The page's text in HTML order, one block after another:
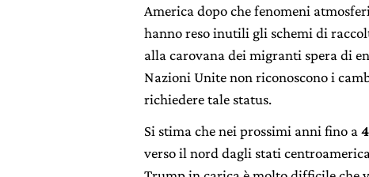
America dopo che fenomeni
hanno reso inutili gli schemi di
alla carovana dei migranti spera di
Nazioni Unite non riconoscono i
richiedere tale status.
Si stima che nei prossimi anni fino a
verso il nord dagli stati